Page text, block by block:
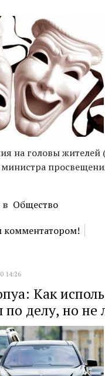
на головы жителей
Общество
комментатором!
14:26
Как
делу, но не